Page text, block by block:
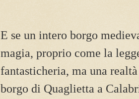
E se un intero borgo
magia, proprio come la
fantasticheria, ma una
borgo di Quaglietta a